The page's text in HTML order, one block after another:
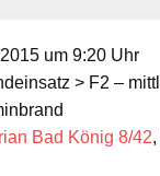
um 9:20 Uhr
> F2 –
Bad König 8/42